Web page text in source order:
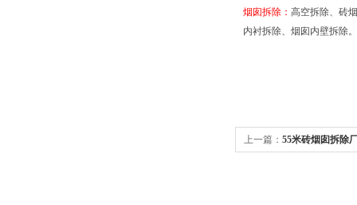
烟囱拆除： 高空拆除、砖
内衬拆除、烟囱内壁拆除
上一篇： 55米砖烟囱拆除